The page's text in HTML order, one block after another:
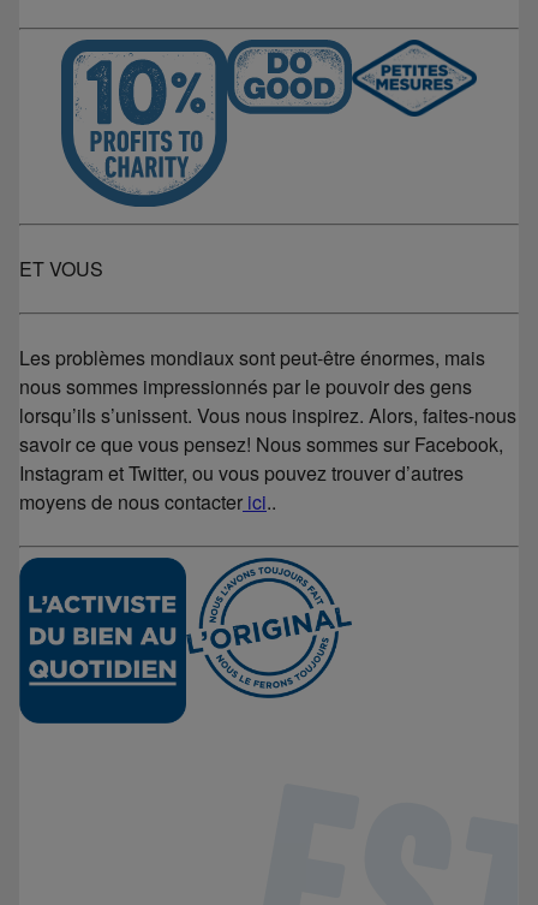
ET VOUS
Les problèmes mondiaux sont peut-être énormes, mais
nous sommes impressionnés par le pouvoir des gens
lorsqu’ils s’unissent. Vous nous inspirez. Alors, faites-nous
savoir ce que vous pensez! Nous sommes sur Facebook,
Instagram et Twitter, ou vous pouvez trouver d’autres
moyens de nous contacter ici..